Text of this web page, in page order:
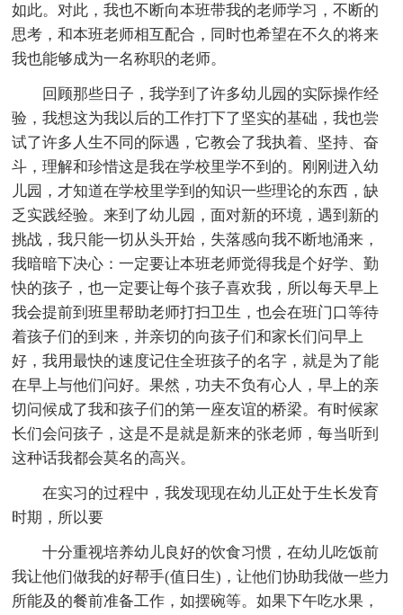
如此。对此，我也不断向本班带我的老师学习，不断的
思考，和本班老师相互配合，同时也希望在不久的将来
我也能够成为一名称职的老师。
回顾那些日子，我学到了许多幼儿园的实际操作经
验，我想这为我以后的工作打下了坚实的基础，我也尝
试了许多人生不同的际遇，它教会了我执着、坚持、奋
斗，理解和珍惜这是我在学校里学不到的。刚刚进入幼
儿园，才知道在学校里学到的知识一些理论的东西，缺
乏实践经验。来到了幼儿园，面对新的环境，遇到新的
挑战，我只能一切从头开始，失落感向我不断地涌来，
我暗暗下决心：一定要让本班老师觉得我是个好学、勤
快的孩子，也一定要让每个孩子喜欢我，所以每天早上
我会提前到班里帮助老师打扫卫生，也会在班门口等待
着孩子们的到来，并亲切的向孩子们和家长们问早上
好，我用最快的速度记住全班孩子的名字，就是为了能
在早上与他们问好。果然，功夫不负有心人，早上的亲
切问候成了我和孩子们的第一座友谊的桥梁。有时候家
长们会问孩子，这是不是就是新来的张老师，每当听到
这种话我都会莫名的高兴。
在实习的过程中，我发现现在幼儿正处于生长发育
时期，所以要
十分重视培养幼儿良好的饮食习惯，在幼儿吃饭前
我让他们做我的好帮手(值日生)，让他们协助我做一些力
所能及的餐前准备工作，如摆碗等。如果下午吃水果，